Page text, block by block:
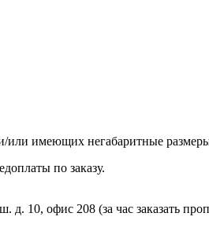
или имеющих негабаритные
по заказу.
10, офис 208 (за час заказать